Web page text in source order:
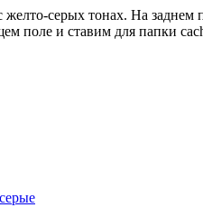
серых тонах. На
поле и ставим для папки
серые